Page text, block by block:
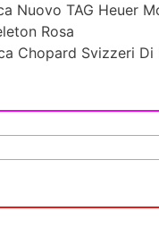
Nuovo TAG Heuer
Rosa
Chopard Svizzeri Di